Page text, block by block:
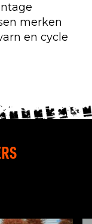
merken
en cycle